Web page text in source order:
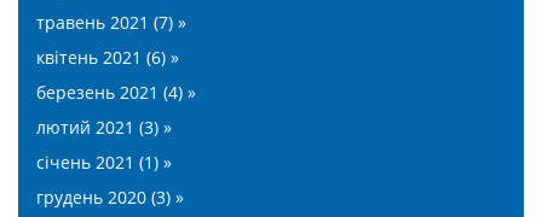
травень 2021 (7) »
квітень 2021 (6) »
березень 2021 (4) »
лютий 2021 (3) »
січень 2021 (1) »
грудень 2020 (3) »